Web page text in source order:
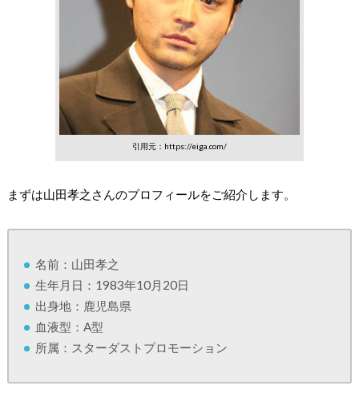
引用元：https://eiga.com/
まずは山田孝之さんのプロフィールをご紹介します。
名前：山田孝之
生年月日：1983年10月20日
出身地：鹿児島県
血液型：A型
所属：スターダストプロモーション